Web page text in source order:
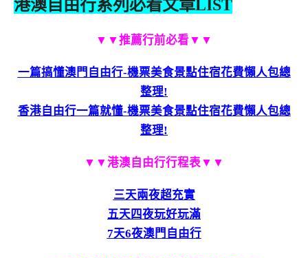
港澳自由行系列必看文章LIST
▼▼推薦行前必看▼▼
一篇搞懂澳門自由行-機票美食景點住宿花費懶人包總
整理!
香港自由行一篇就懂-機票美食景點住宿花費懶人包總
整理!
▼▼港澳自由行行程表▼▼
三天兩夜超充實
五天四夜玩好玩滿
7天6夜澳門自由行